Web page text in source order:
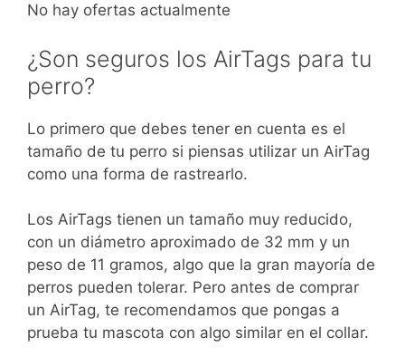
No hay ofertas actualmente
¿Son seguros los AirTags para tu
perro?
Lo primero que debes tener en cuenta es el
tamaño de tu perro si piensas utilizar un AirTag
como una forma de rastrearlo.
Los AirTags tienen un tamaño muy reducido,
con un diámetro aproximado de 32 mm y un
peso de 11 gramos, algo que la gran mayoría de
perros pueden tolerar. Pero antes de comprar
un AirTag, te recomendamos que pongas a
prueba tu mascota con algo similar en el collar.